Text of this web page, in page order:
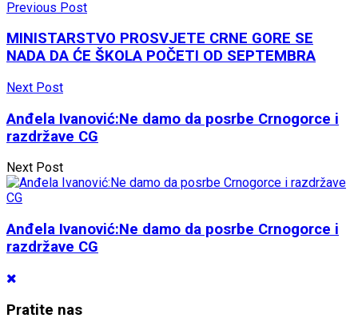
Previous Post
MINISTARSTVO PROSVJETE CRNE GORE SE
NADA DA ĆE ŠKOLA POČETI OD SEPTEMBRA
Next Post
Anđela Ivanović:Ne damo da posrbe Crnogorce i
razdržave CG
Next Post
Anđela Ivanović:Ne damo da posrbe Crnogorce i
razdržave CG
Pratite nas